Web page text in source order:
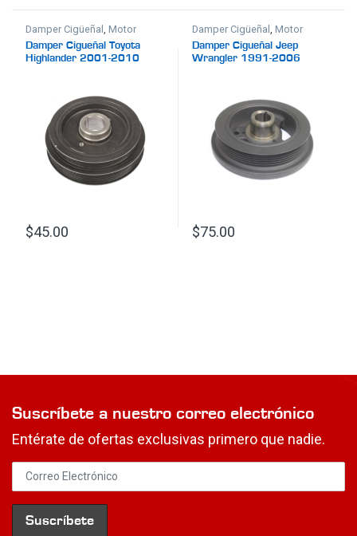
Damper Cigüeñal,Motor
Damper Cigueñal Toyota
Highlander 2001-2010
$45.00
Damper Cigüeñal,Motor
Damper Cigueñal Jeep
Wrangler 1991-2006
$75.00
Suscríbete a nuestro correo electrónico
Entérate de ofertas exclusivas primero que nadie.